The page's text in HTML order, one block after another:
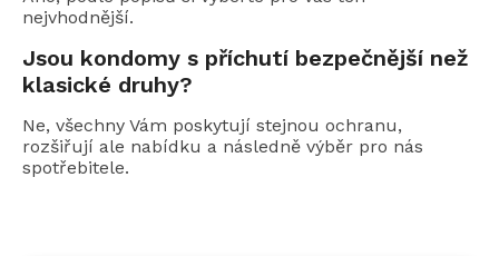
nejvhodnější.
Jsou kondomy s příchutí bezpečnější než
klasické druhy?
Ne, všechny Vám poskytují stejnou ochranu,
rozšiřují ale nabídku a následně výběr pro nás
spotřebitele.